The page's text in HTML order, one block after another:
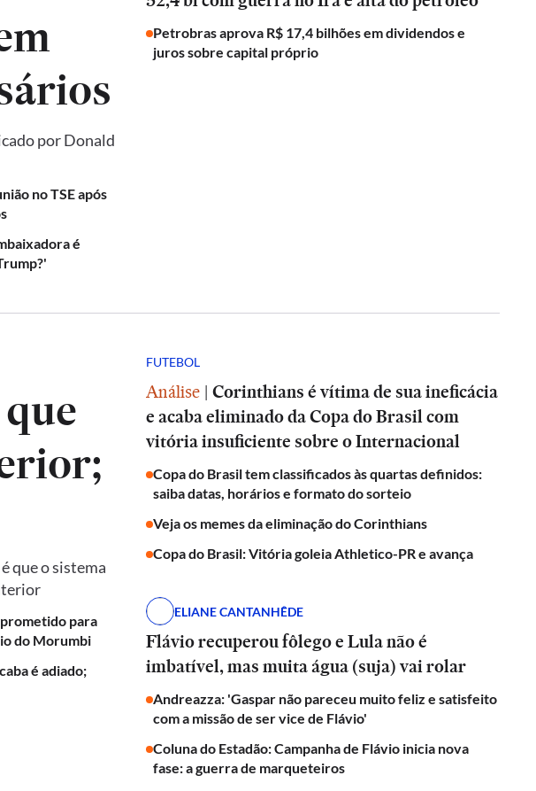
por Donald
no TSE após
é
Petrobras aprova R$ 17,4 bilhões em dividendos e
juros sobre capital próprio
que o sistema
para
do Morumbi
é adiado;
FUTEBOL
Análise | Corinthians é vítima de sua ineficácia
e acaba eliminado da Copa do Brasil com
vitória insuficiente sobre o Internacional
Copa do Brasil tem classificados às quartas definidos:
saiba datas, horários e formato do sorteio
Veja os memes da eliminação do Corinthians
Copa do Brasil: Vitória goleia Athletico-PR e avança
ELIANE CANTANHÊDE
Flávio recuperou fôlego e Lula não é
imbatível, mas muita água (suja) vai rolar
Andreazza: 'Gaspar não pareceu muito feliz e satisfeito
com a missão de ser vice de Flávio'
Coluna do Estadão: Campanha de Flávio inicia nova
fase: a guerra de marqueteiros